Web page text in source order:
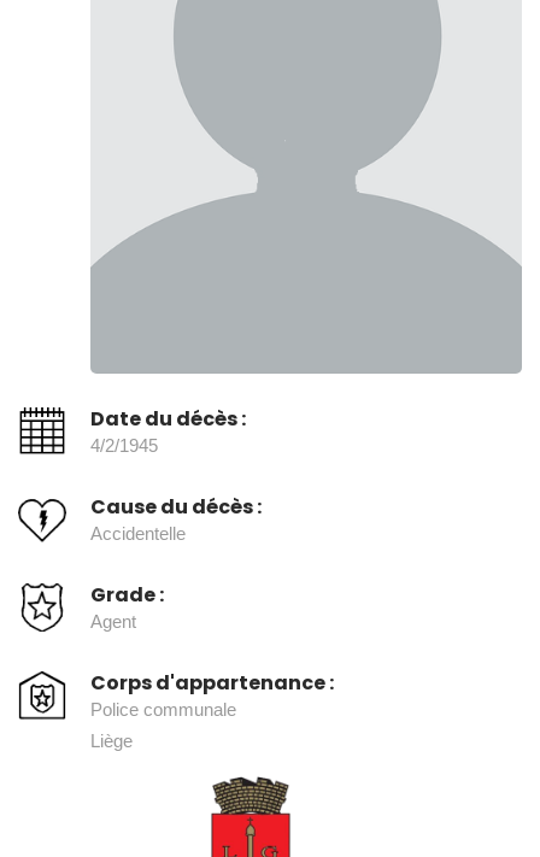
Date du décès :
4/2/1945
Cause du décès :
Accidentelle
Grade :
Agent
Corps d'appartenance :
Police communale
Liège